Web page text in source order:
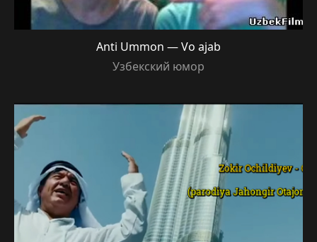
Anti Ummon — Vo ajab
Узбекский юмор